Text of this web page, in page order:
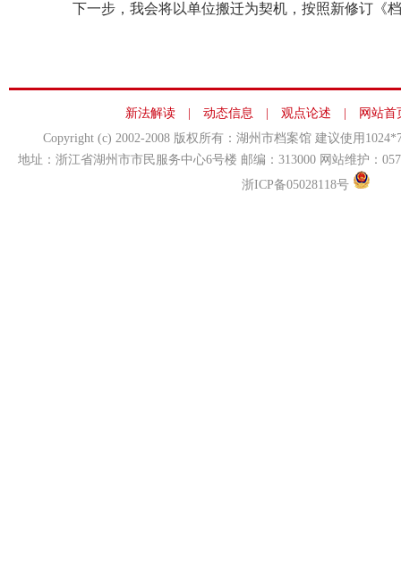
下一步，我会将以单位搬迁为契机，按照新修订《
新法解读 动态信息 观点论述
网站首
Copyright (c) 2002-2008 版权所有：湖州市档案馆 建议使用
地址：浙江省湖州市市民服务中心6号楼 邮编：313000 网站维护：
浙ICP备05028118号